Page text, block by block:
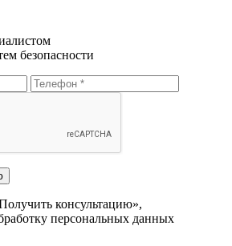
безопасности
консультацию»,
персональных данных